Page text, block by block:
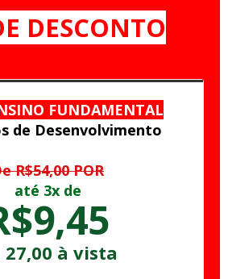
DESCONTO
FUNDAMENTAL
de Desenvolvimento
R$54,00 POR
até 3x de
27,00 à vista